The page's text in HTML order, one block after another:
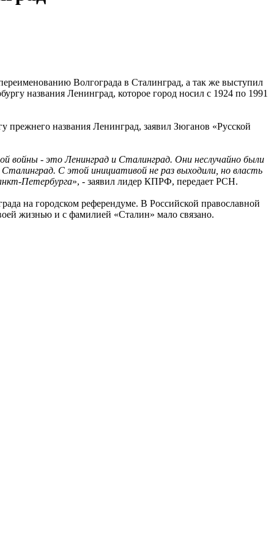
Волгограда в Сталинград, а так же выступил
названия Ленинград, которое город носил с 1924 по 1991
прежнего названия Ленинград, заявил Зюганов «Русской
войны - это Ленинград и Сталинград. Они неслучайно были
С этой инициативой не раз выходили, но власть
Петербурга», - заявил лидер КПРФ, передает РСН.
на городском референдуме. В Российской православной
жизнью и с фамилией «Сталин» мало связано.